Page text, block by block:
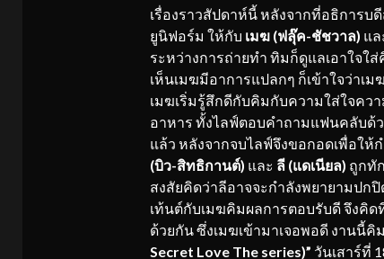
เรื่องราวสัปดาห์นี้ หลังจากที่อธิการบ
ยูนิฟอร์ม ให้กับ เมฆ (ฟลุ๊ค-ชัชวาล) แล
ระหว่างการถ่ายทำ ทิมก็ดูแลเอาใจใ
เห็นเมฆมีอาการแปลกๆ ก็เข้าใจว่า
เมฆเริ่มรู้สึกดีกับคิมกับความใส่ใจค
อาหาร ทั้งไลฟ์ตอบคำถามแฟนคลับด้
แล้ว หลังจากจบไลฟ์จึงขอกอดเพื่อใ
(บิว-สิทธิกานต์) และ ลี (แดเนียล) ถูกทั
สงสัยคิดว่าลีอาจจะกำลังพยายามปก
เท้นต์กับเมฆคิมผลการตอบรับดี จึงคิ
ด้วยกัน ซึ่งเมฆเข้ามาเจอพอดี งานนี้
Secret Love The series)” วันเสาร์ที่